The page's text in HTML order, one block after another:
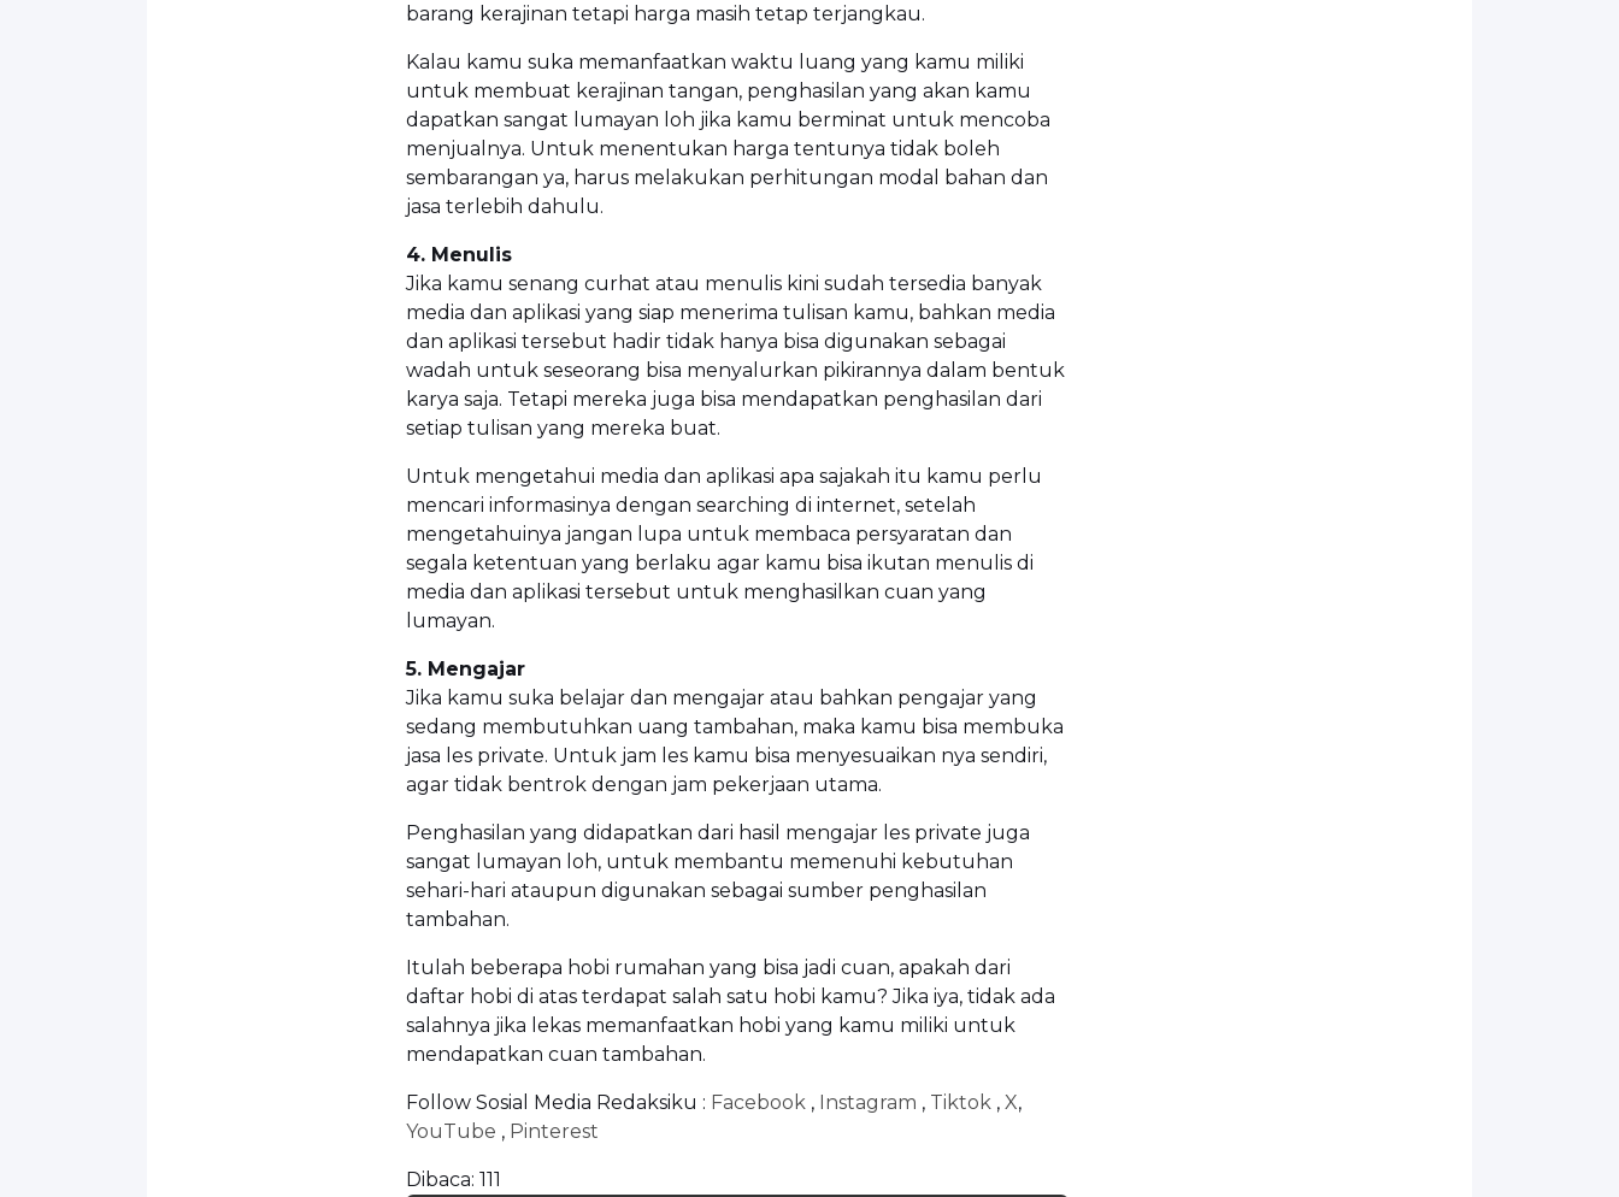
barang kerajinan tetapi harga masih tetap terjangkau.
Kalau kamu suka memanfaatkan waktu luang yang kamu miliki
untuk membuat kerajinan tangan, penghasilan yang akan kamu
dapatkan sangat lumayan loh jika kamu berminat untuk mencoba
menjualnya. Untuk menentukan harga tentunya tidak boleh
sembarangan ya, harus melakukan perhitungan modal bahan dan
jasa terlebih dahulu.
4. Menulis
Jika kamu senang curhat atau menulis kini sudah tersedia banyak
media dan aplikasi yang siap menerima tulisan kamu, bahkan media
dan aplikasi tersebut hadir tidak hanya bisa digunakan sebagai
wadah untuk seseorang bisa menyalurkan pikirannya dalam bentuk
karya saja. Tetapi mereka juga bisa mendapatkan penghasilan dari
setiap tulisan yang mereka buat.
Untuk mengetahui media dan aplikasi apa sajakah itu kamu perlu
mencari informasinya dengan searching di internet, setelah
mengetahuinya jangan lupa untuk membaca persyaratan dan
segala ketentuan yang berlaku agar kamu bisa ikutan menulis di
media dan aplikasi tersebut untuk menghasilkan cuan yang
lumayan.
5. Mengajar
Jika kamu suka belajar dan mengajar atau bahkan pengajar yang
sedang membutuhkan uang tambahan, maka kamu bisa membuka
jasa les private. Untuk jam les kamu bisa menyesuaikan nya sendiri,
agar tidak bentrok dengan jam pekerjaan utama.
Penghasilan yang didapatkan dari hasil mengajar les private juga
sangat lumayan loh, untuk membantu memenuhi kebutuhan
sehari-hari ataupun digunakan sebagai sumber penghasilan
tambahan.
Itulah beberapa hobi rumahan yang bisa jadi cuan, apakah dari
daftar hobi di atas terdapat salah satu hobi kamu? Jika iya, tidak ada
salahnya jika lekas memanfaatkan hobi yang kamu miliki untuk
mendapatkan cuan tambahan.
Follow Sosial Media Redaksiku : Facebook , Instagram , Tiktok , X,
YouTube , Pinterest
Dibaca: 111